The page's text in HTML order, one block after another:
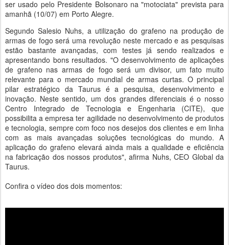
ser usado pelo Presidente Bolsonaro na "motociata" prevista para
amanhã (10/07) em Porto Alegre.
Segundo Salesio Nuhs, a utilização do grafeno na produção de
armas de fogo será uma revolução neste mercado e as pesquisas
estão bastante avançadas, com testes já sendo realizados e
apresentando bons resultados. "O desenvolvimento de aplicações
de grafeno nas armas de fogo será um divisor, um fato muito
relevante para o mercado mundial de armas curtas. O principal
pilar estratégico da Taurus é a pesquisa, desenvolvimento e
inovação. Neste sentido, um dos grandes diferenciais é o nosso
Centro Integrado de Tecnologia e Engenharia (CITE), que
possibilita a empresa ter agilidade no desenvolvimento de produtos
e tecnologia, sempre com foco nos desejos dos clientes e em linha
com as mais avançadas soluções tecnológicas do mundo. A
aplicação do grafeno elevará ainda mais a qualidade e eficiência
na fabricação dos nossos produtos", afirma Nuhs, CEO Global da
Taurus.
Confira o vídeo dos dois momentos: